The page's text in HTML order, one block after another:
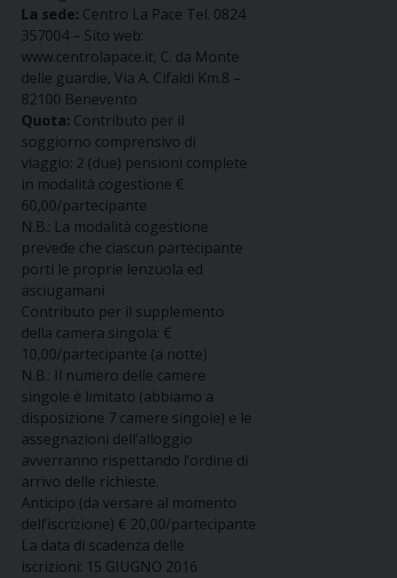
La sede: Centro La Pace Tel. 0824
357004 – Sito web:
www.centrolapace.it, C. da Monte
delle guardie, Via A. Cifaldi Km.8 –
82100 Benevento
Quota: Contributo per il
soggiorno comprensivo di
viaggio: 2 (due) pensioni complete
in modalità cogestione €
60,00/partecipante
N.B.: La modalità cogestione
prevede che ciascun partecipante
porti le proprie lenzuola ed
asciugamani
Contributo per il supplemento
della camera singola: €
10,00/partecipante (a notte)
N.B.: Il numero delle camere
singole è limitato (abbiamo a
disposizione 7 camere singole) e le
assegnazioni dell’alloggio
avverranno rispettando l’ordine di
arrivo delle richieste.
Anticipo (da versare al momento
dell’iscrizione) € 20,00/partecipante
La data di scadenza delle
iscrizioni: 15 GIUGNO 2016